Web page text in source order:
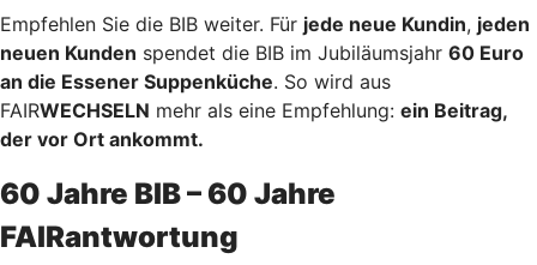
Empfehlen Sie die BIB weiter. Für jede neue Kundin, jeden
neuen Kunden spendet die BIB im Jubiläumsjahr 60 Euro
an die Essener Suppenküche. So wird aus
FAIRWECHSELN mehr als eine Empfehlung: ein Beitrag,
der vor Ort ankommt.
60 Jahre BIB – 60 Jahre
FAIRantwortung